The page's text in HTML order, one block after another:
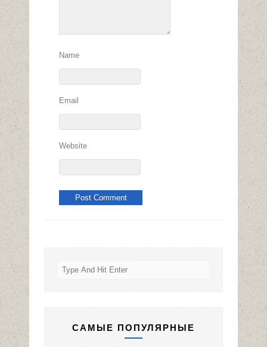
Name
Email
Website
САМЫЕ ПОПУЛЯРНЫЕ